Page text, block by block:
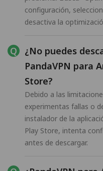
configuración,
desactiva la
¿No puedes
PandaVPN para
Store?
Debido a las
experimentas fallas o
instalador de la
Play Store, intenta
antes de descargar.